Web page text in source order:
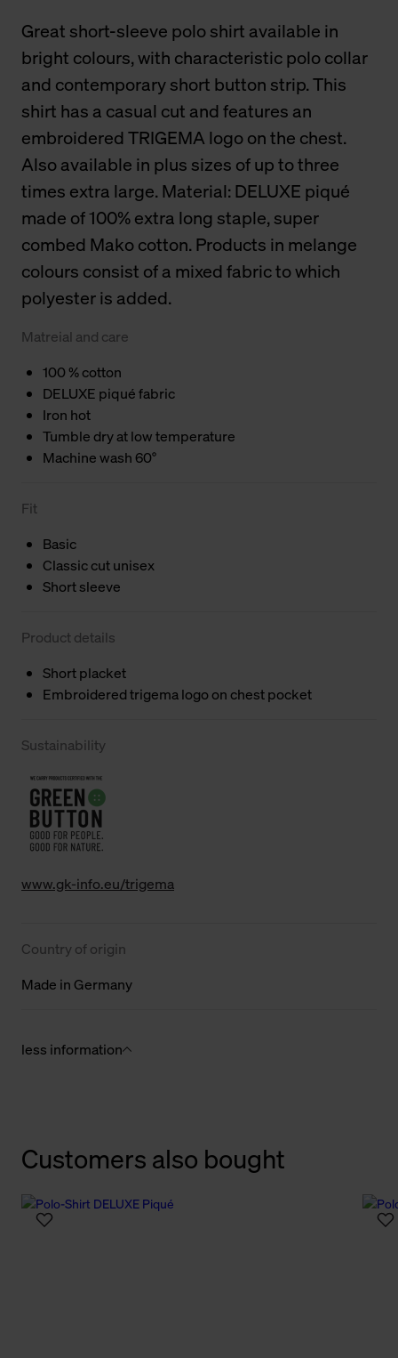
Great short-sleeve polo shirt available in
bright colours, with characteristic polo collar
and contemporary short button strip. This
shirt has a casual cut and features an
embroidered TRIGEMA logo on the chest.
Also available in plus sizes of up to three
times extra large. Material: DELUXE piqué
made of 100% extra long staple, super
combed Mako cotton. Products in melange
colours consist of a mixed fabric to which
polyester is added.
Matreial and care
100 % cotton
DELUXE piqué fabric
Iron hot
Tumble dry at low temperature
Machine wash 60°
Fit
Basic
Classic cut unisex
Short sleeve
Product details
Short placket
Embroidered trigema logo on chest pocket
Sustainability
www.gk-info.eu/trigema
Country of origin
Made in Germany
less information
Customers also bought